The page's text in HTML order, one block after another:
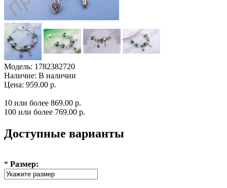
Модель: 1782382720
Наличие: В наличии
Цена: 959.00 р.
10 или более 869.00 р.
100 или более 769.00 р.
Доступные варианты
* Размер: